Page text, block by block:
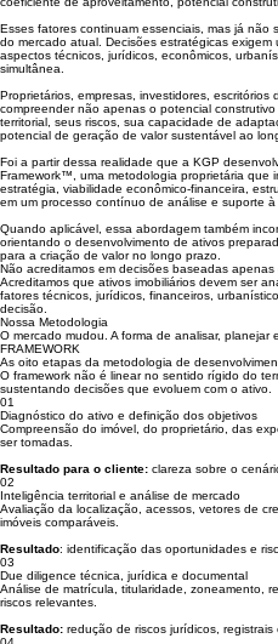
Metodologia
Durante décadas, o desenvolvimento imobiliário
coeficiente de aproveitamento, potencial
Esses fatores continuam essenciais, mas já não
do mercado atual. Decisões estratégicas exigem
aspectos técnicos, jurídicos, econômicos,
simultânea.
Proprietários, empresas, investidores, escritórios
compreender não apenas o potencial construtivo
territorial, seus riscos, sua capacidade de
potencial de geração de valor sustentável ao
Foi a partir dessa realidade que a KGP
Framework™, uma metodologia proprietária que
estratégia, viabilidade econômico-financeira,
em um processo contínuo de análise e suporte à
Quando aplicável, essa abordagem também
orientando o desenvolvimento de ativos
para a criação de valor no longo prazo.
Não acreditamos em decisões baseadas
Acreditamos que ativos imobiliários devem ser
fatores técnicos, jurídicos, financeiros,
decisão.
Nossa Metodologia
O mercado mudou. A forma de analisar, planejar
FRAMEWORK
As oito etapas da metodologia de
O framework não é linear no sentido rígido do
sustentando decisões que evoluem com o ativo.
01
Diagnóstico do ativo e definição dos objetivos
Compreensão do imóvel, do proprietário, das
ser tomadas.
Resultado para o cliente:clareza sobre o
02
Inteligência territorial e análise de mercado
Avaliação da localização, acessos, vetores de
imóveis comparáveis.
Resultado: identificação das oportunidades e
03
Due diligence técnica, jurídica e documental
Análise de matrícula, titularidade, zoneamento,
riscos relevantes.